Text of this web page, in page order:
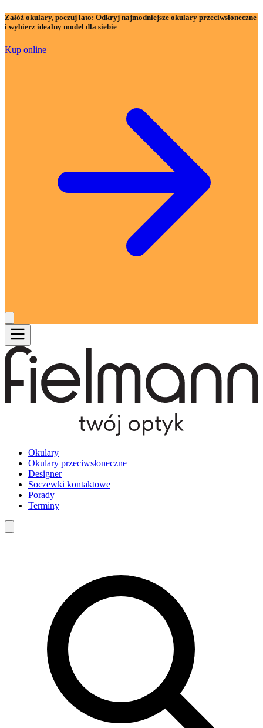
Załóż okulary, poczuj lato: Odkryj najmodniejsze okulary przeciwsłoneczne
i wybierz idealny model dla siebie
Kup online
Okulary
Okulary przeciwsłoneczne
Designer
Soczewki kontaktowe
Porady
Terminy